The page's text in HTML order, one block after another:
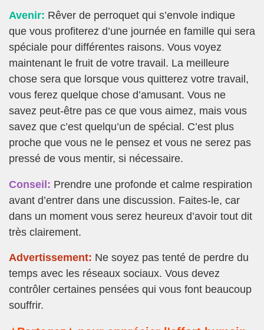
Avenir: Rêver de perroquet qui s’envole indique
que vous profiterez d’une journée en famille qui sera
spéciale pour différentes raisons. Vous voyez
maintenant le fruit de votre travail. La meilleure
chose sera que lorsque vous quitterez votre travail,
vous ferez quelque chose d’amusant. Vous ne
savez peut-être pas ce que vous aimez, mais vous
savez que c’est quelqu’un de spécial. C’est plus
proche que vous ne le pensez et vous ne serez pas
pressé de vous mentir, si nécessaire.
Conseil: Prendre une profonde et calme respiration
avant d’entrer dans une discussion. Faites-le, car
dans un moment vous serez heureux d’avoir tout dit
très clairement.
Advertissement: Ne soyez pas tenté de perdre du
temps avec les réseaux sociaux. Vous devez
contrôler certaines pensées qui vous font beaucoup
souffrir.